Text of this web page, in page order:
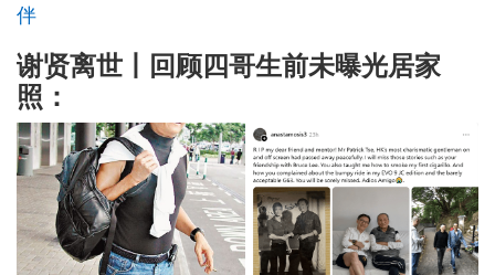
伴
谢贤离世丨回顾四哥生前未曝光居家
照：